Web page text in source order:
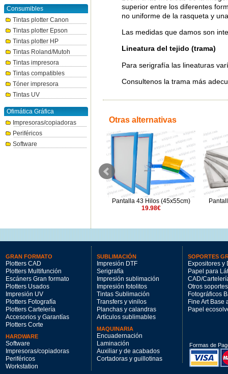
Consumibles
Tintas plotter Canon
Tintas plotter Epson
Tintas plotter HP
Tintas Roland/Mutoh
Tintas impresora
Tintas compatibles
Tóner impresora
Tintas UV
Ofimática Gráfica
Impresoras/copiadoras
Periféricos
Software
superior entre los diferentes
no uniforme de la rasqueta y
Las medidas que damos son
Lineatura del tejido (trama)
Para serigrafía las lineaturas
Consultenos la trama más
Otras alternativas
Pantalla 43 Hilos (70x60cm)
Pantalla 43 Hilos (45x55cm)
19.98€
GRAN FORMATO
Plotters CAD
Plotters Multifunción
Escáners Gran formato
Plotters Usados
Impresión UV
Plotters Fotografía
Plotters Cartelería
Accesorios y Garantías
Plotters Corte
HARDWARE
Software
Impresoras/copiadoras
Periféricos
Workstation
SUBLIMACIÓN
Impresión DTF
Serigrafía
Impresión sublimación
Impresión fotolitos
Tintas Sublimación
Transfers y vinilos
Planchas y calandras
Artículos sublimables
MAQUINARIA
Encuadernación
Laminación
Auxiliar y de acabados
Cortadoras y guillotinas
SOPORTES
Expositores y
Papel para
CAD/
Otros soportes
Fotográficos
Fine Art Base
Papel
Formas de